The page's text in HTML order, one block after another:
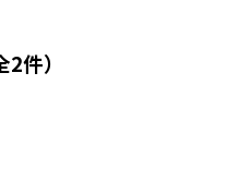
2件）